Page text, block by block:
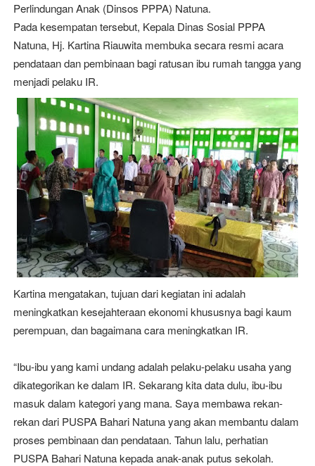
Perlindungan Anak (Dinsos PPPA) Natuna.
Pada kesempatan tersebut, Kepala Dinas Sosial PPPA
Natuna, Hj. Kartina Riauwita membuka secara resmi acara
pendataan dan pembinaan bagi ratusan ibu rumah tangga yang
menjadi pelaku IR.
Kartina mengatakan, tujuan dari kegiatan ini adalah
meningkatkan kesejahteraan ekonomi khususnya bagi kaum
perempuan, dan bagaimana cara meningkatkan IR.
“Ibu-ibu yang kami undang adalah pelaku-pelaku usaha yang
dikategorikan ke dalam IR. Sekarang kita data dulu, ibu-ibu
masuk dalam kategori yang mana. Saya membawa rekan-
rekan dari PUSPA Bahari Natuna yang akan membantu dalam
proses pembinaan dan pendataan. Tahun lalu, perhatian
PUSPA Bahari Natuna kepada anak-anak putus sekolah.